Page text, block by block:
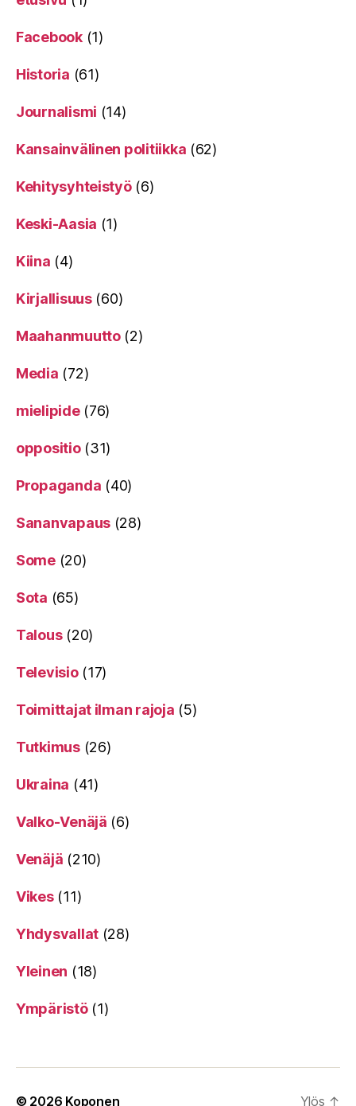
Facebook(1)
Historia (61)
Journalismi (14)
Kansainvälinen politiikka (62)
Kehitysyhteistyö(6)
Keski-Aasia (1)
Kiina (4)
Kirjallisuus(60)
Maahanmuutto(2)
Media (72)
mielipide(76)
oppositio(31)
Propaganda (40)
Sananvapaus (28)
Some(20)
Sota (65)
Talous(20)
Televisio(17)
Toimittajat ilman rajoja (5)
Tutkimus(26)
Ukraina (41)
Valko-Venäjä (6)
Venäjä (210)
Vikes(11)
Yhdysvallat (28)
Yleinen (18)
Ympäristö(1)
© 2026 Koponen Ylös ↑